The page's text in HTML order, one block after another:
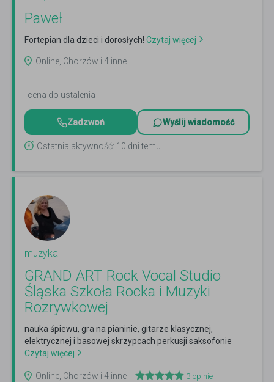
Paweł
Fortepian dla dzieci i dorosłych! Czytaj więcej
Online, Chorzów i 4 inne
cena do ustalenia
Zadzwoń Wyślij wiadomość
Ostatnia aktywność: 10 dni temu
muzyka
GRAND ART Rock Vocal Studio
Śląska Szkoła Rocka i Muzyki
Rozrywkowej
nauka śpiewu, gra na pianinie, gitarze klasycznej,
elektrycznej i basowej skrzypcach perkusji saksofonie
Czytaj więcej
Online, Chorzów i 4 inne 3 opinie